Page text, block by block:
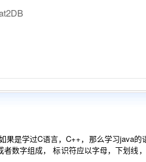
果是学过C语言，C++，那么学习java
数字组成， 标识符应以字母，下划